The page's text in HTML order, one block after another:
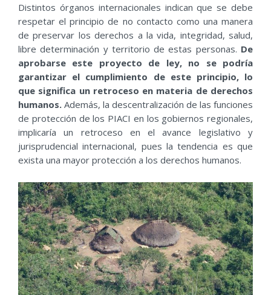
Distintos órganos internacionales indican que se debe
respetar el principio de no contacto como una manera
de preservar los derechos a la vida, integridad, salud,
libre determinación y territorio de estas personas. De
aprobarse este proyecto de ley, no se podría
garantizar el cumplimiento de este principio, lo
que significa un retroceso en materia de derechos
humanos. Además, la descentralización de las funciones
de protección de los PIACI en los gobiernos regionales,
implicaría un retroceso en el avance legislativo y
jurisprudencial internacional, pues la tendencia es que
exista una mayor protección a los derechos humanos.